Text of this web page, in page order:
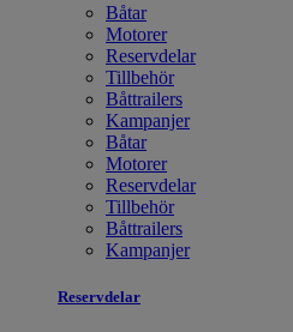
Båtar
Motorer
Reservdelar
Tillbehör
Båttrailers
Kampanjer
Båtar
Motorer
Reservdelar
Tillbehör
Båttrailers
Kampanjer
Reservdelar